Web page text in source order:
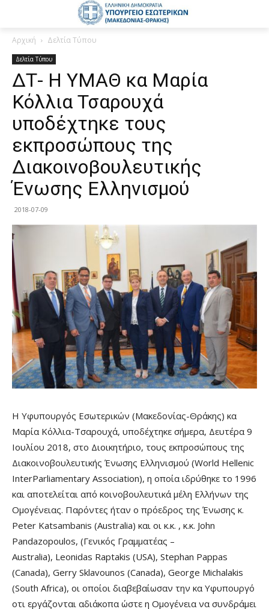
Αρχική Δελτία Τύπου
Δελτία Τύπου
ΔΤ- Η ΥΜΑΘ κα Μαρία
Κόλλια Τσαρουχά
υποδέχτηκε τους
εκπροσώπους της
Διακοινοβουλευτικής
Ένωσης Ελληνισμού
2018-07-09
Η Υφυπουργός Εσωτερικών (Μακεδονίας-Θράκης) κα
Μαρία Κόλλια-Τσαρουχά, υποδέχτηκε σήμερα, Δευτέρα 9
Ιουλίου 2018, στο Διοικητήριο, τους εκπροσώπους της
Διακοινοβουλευτικής Ένωσης Ελληνισμού (World Hellenic
InterParliamentary Association), η οποία ιδρύθηκε το 1996
και αποτελείται από κοινοβουλευτικά μέλη Ελλήνων της
Ομογένειας. Παρόντες ήταν ο πρόεδρος της Ένωσης κ.
Peter Katsambanis (Australia) και οι κ.κ. , κ.κ. John
Pandazopoulos, (Γενικός Γραμματέας –
Australia), Leonidas Raptakis (USA), Stephan Pappas
(Canada), Gerry Sklavounos (Canada), George Michalakis
(South Africa), οι οποίοι διαβεβαίωσαν την κα Υφυπουργό
οτι εργάζονται αδιάκοπα ώστε η Ομογένεια να συνδράμει